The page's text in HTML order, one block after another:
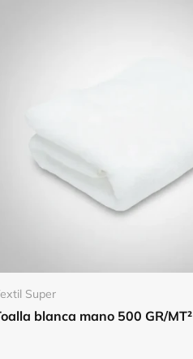
Super
blanca mano 500 GR/MT²